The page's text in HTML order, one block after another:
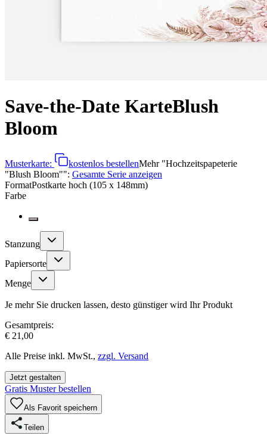
Save-the-Date KarteBlush
Bloom
Musterkarte: kostenlos bestellenMehr"Hochzeitspapeterie
"Blush Bloom"": Gesamte Serie anzeigen
FormatPostkarte hoch (105 x 148mm)
Farbe
Stanzung
Papiersorte
Menge
Je mehr Sie drucken lassen, desto günstiger wird Ihr Produkt
Gesamtpreis:
€ 21,00
Alle Preise inkl. MwSt., zzgl. Versand
Jetzt gestalten
Gratis Muster bestellen
Als Favorit speichern
Teilen